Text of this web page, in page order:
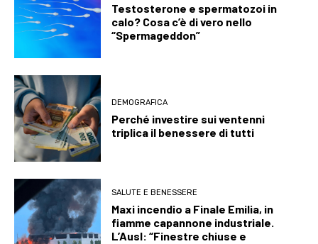
Testosterone e spermatozoi in
calo? Cosa c’è di vero nello
“Spermageddon”
DEMOGRAFICA
Perché investire sui ventenni
triplica il benessere di tutti
SALUTE E BENESSERE
Maxi incendio a Finale Emilia, in
fiamme capannone industriale.
L’Ausl: “Finestre chiuse e